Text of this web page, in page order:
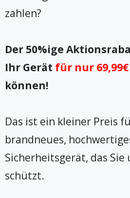
zahlen?
Der 50%ige
Ihr Gerät für nur 69,99€
können!
Das ist ein kleiner Preis
brandneues,
Sicherheitsgerät, das Sie
schützt.